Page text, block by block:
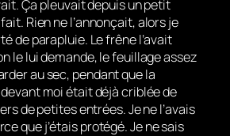
Ça pleuvait depuis un petit
Rien ne l’annonçait, alors je
de parapluie. Le frêne l’avait
le lui demande, le feuillage assez
au sec, pendant que la
moi était déjà criblée de
de petites entrées. Je ne l’avais
que j’étais protégé. Je ne sais